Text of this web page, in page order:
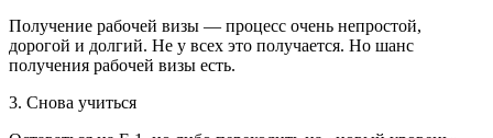
Получение рабочей визы — процесс очень непростой,
дорогой и долгий. Не у всех это получается. Но шанс
получения рабочей визы есть.
3. Снова учиться